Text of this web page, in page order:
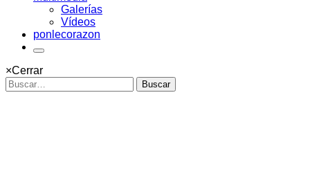
Galerías
Vídeos
ponlecorazon
×Cerrar
Buscar